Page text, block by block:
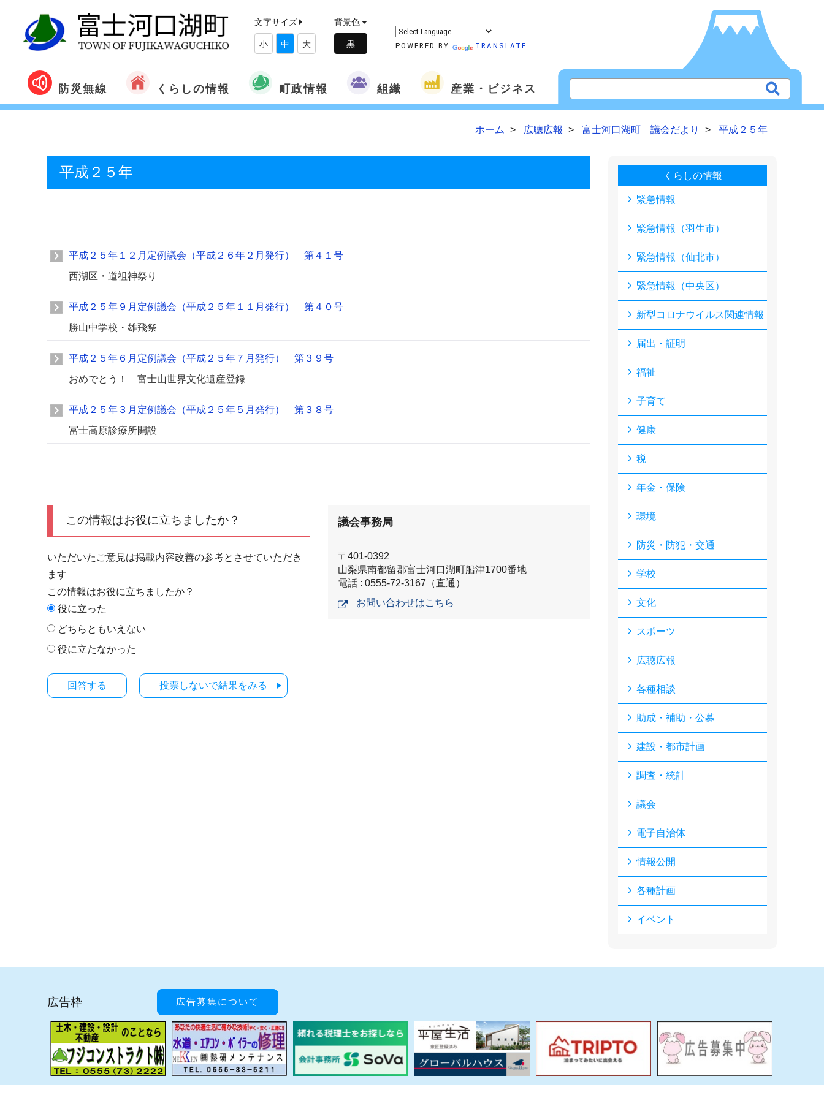
文字サイズ
小 中 大
背景色
POWERED BY TRANSLATE
防災無線 くらしの情報 町政情報 組織 産業・ビジネス
ホーム 広聴広報 富士河口湖町 議会だより 平成２５年
平成２５年
平成２５年１２月定例議会（平成２６年２月発行） 第４１号
西湖区・道祖神祭り
平成２５年９月定例議会（平成２５年１１月発行） 第４０号
勝山中学校・雄飛祭
平成２５年６月定例議会（平成２５年７月発行） 第３９号
おめでとう！ 富士山世界文化遺産登録
平成２５年３月定例議会（平成２５年５月発行） 第３８号
冨士高原診療所開設
この情報はお役に立ちましたか？
いただいたご意見は掲載内容改善の参考とさせていただき
ます
この情報はお役に立ちましたか？
役に立った
どちらともいえない
役に立たなかった
投票しないで結果をみる
議会事務局
〒401-0392
山梨県南都留郡富士河口湖町船津1700番地
電話 : 0555-72-3167（直通）
お問い合わせはこちら
くらしの情報
緊急情報
緊急情報（羽生市）
緊急情報（仙北市）
緊急情報（中央区）
新型コロナウイルス関連情報
届出・証明
福祉
子育て
健康
税
年金・保険
環境
防災・防犯・交通
学校
文化
スポーツ
広聴広報
各種相談
助成・補助・公募
建設・都市計画
調査・統計
議会
電子自治体
情報公開
各種計画
イベント
広告枠 広告募集について